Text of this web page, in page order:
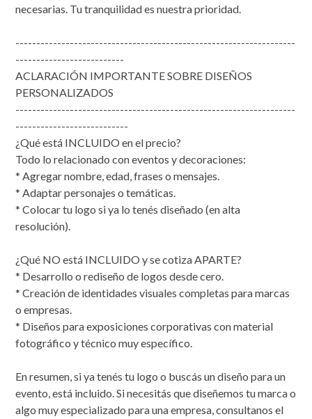
necesarias. Tu tranquilidad es nuestra prioridad.
-------------------------------------------------------------------
--------------------------
ACLARACIÓN IMPORTANTE SOBRE DISEÑOS
PERSONALIZADOS
-------------------------------------------------------------------
---------------------------
¿Qué está INCLUIDO en el precio?
Todo lo relacionado con eventos y decoraciones:
* Agregar nombre, edad, frases o mensajes.
* Adaptar personajes o temáticas.
* Colocar tu logo si ya lo tenés diseñado (en alta
resolución).
¿Qué NO está INCLUIDO y se cotiza APARTE?
* Desarrollo o rediseño de logos desde cero.
* Creación de identidades visuales completas para marcas
o empresas.
* Diseños para exposiciones corporativas con material
fotográfico y técnico muy específico.
En resumen, si ya tenés tu logo o buscás un diseño para un
evento, está incluido. Si necesitás que diseñemos tu marca o
algo muy especializado para una empresa, consultanos el